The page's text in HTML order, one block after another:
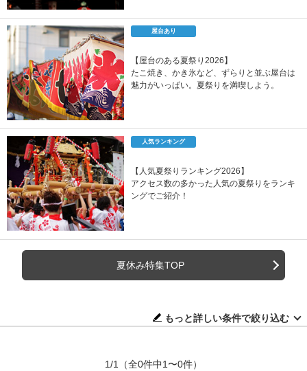
屋台あり
【屋台のある夏祭り2026】
たこ焼き、かき氷など、ずらりと並ぶ屋台は
魅力がいっぱい。夏祭りを満喫しよう。
人気ランキング
【人気夏祭りランキング2026】
アクセス数の多かった人気の夏祭りをランキ
ングでご紹介！
夏休み特集TOP
もっと詳しい条件で絞り込む
1/1 （全0件中1〜0件）